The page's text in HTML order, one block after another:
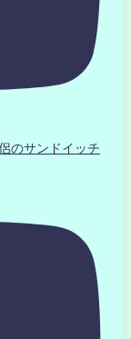
のサンドイッチ